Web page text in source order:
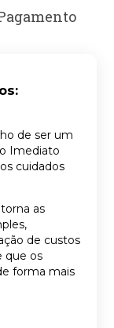
de ser um
Imediato
cuidados
as
de custos
que os
forma mais